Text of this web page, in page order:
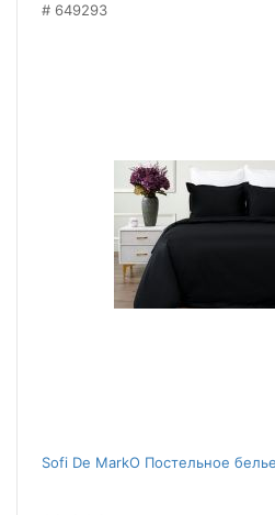
649293
Sofi De MarkO Постельное